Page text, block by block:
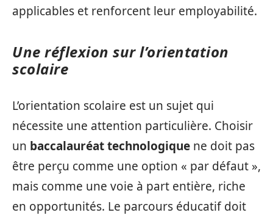
applicables et renforcent leur employabilité.
Une réflexion sur l’orientation
scolaire
L’orientation scolaire est un sujet qui
nécessite une attention particulière. Choisir
un baccalauréat technologique ne doit pas
être perçu comme une option « par défaut »,
mais comme une voie à part entière, riche
en opportunités. Le parcours éducatif doit